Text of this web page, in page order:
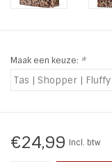
Maak een keuze: *
€24,99 Incl. btw